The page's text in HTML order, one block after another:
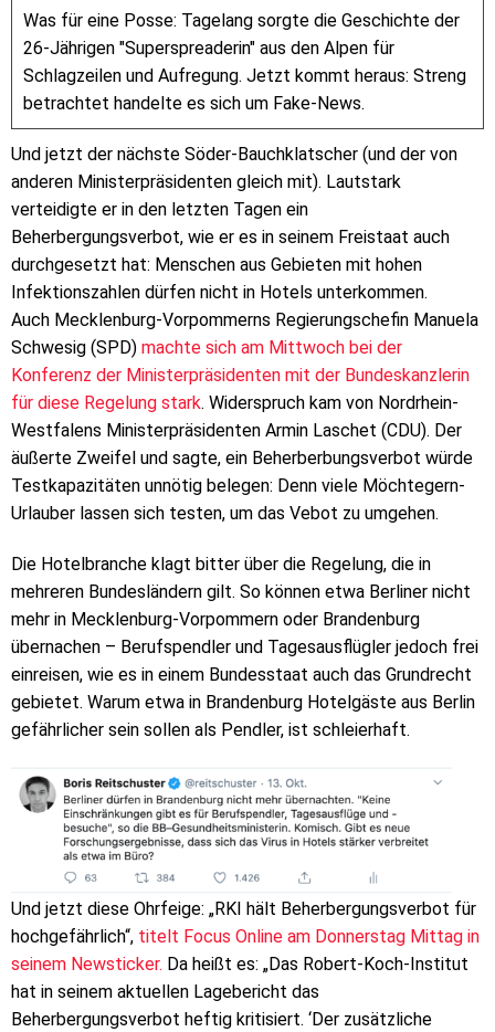
Was für eine Posse: Tagelang sorgte die Geschichte der
26-Jährigen "Superspreaderin" aus den Alpen für
Schlagzeilen und Aufregung. Jetzt kommt heraus: Streng
betrachtet handelte es sich um Fake-News.
Und jetzt der nächste Söder-Bauchklatscher (und der von
anderen Ministerpräsidenten gleich mit). Lautstark
verteidigte er in den letzten Tagen ein
Beherbergungsverbot, wie er es in seinem Freistaat auch
durchgesetzt hat: Menschen aus Gebieten mit hohen
Infektionszahlen dürfen nicht in Hotels unterkommen.
Auch Mecklenburg-Vorpommerns Regierungschefin Manuela
Schwesig (SPD) machte sich am Mittwoch bei der
Konferenz der Ministerpräsidenten mit der Bundeskanzlerin
für diese Regelung stark. Widerspruch kam von Nordrhein-
Westfalens Ministerpräsidenten Armin Laschet (CDU). Der
äußerte Zweifel und sagte, ein Beherberbungsverbot würde
Testkapazitäten unnötig belegen: Denn viele Möchtegern-
Urlauber lassen sich testen, um das Vebot zu umgehen.
Die Hotelbranche klagt bitter über die Regelung, die in
mehreren Bundesländern gilt. So können etwa Berliner nicht
mehr in Mecklenburg-Vorpommern oder Brandenburg
übernachen – Berufspendler und Tagesausflügler jedoch frei
einreisen, wie es in einem Bundesstaat auch das Grundrecht
gebietet. Warum etwa in Brandenburg Hotelgäste aus Berlin
gefährlicher sein sollen als Pendler, ist schleierhaft.
Und jetzt diese Ohrfeige: „RKI hält Beherbergungsverbot für
hochgefährlich“, titelt Focus Online am Donnerstag Mittag in
seinem Newsticker. Da heißt es: „Das Robert-Koch-Institut
hat in seinem aktuellen Lagebericht das
Beherbergungsverbot heftig kritisiert. ‘Der zusätzliche